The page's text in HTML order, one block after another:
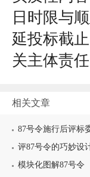
日时限与
延投标截
关主体责
相关文章
87号令施行后评标
评87号令的巧妙设
模块化图解87号令